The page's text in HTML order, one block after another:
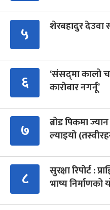
५ शेरबहादुर
६
‘संसद्‍मा कालो
कारोबार नगर्नू’
७
ब्रोड पिकमा
ल्याइयो
८
सुरक्षा रिपोर्ट :
भाष्य निर्माणको